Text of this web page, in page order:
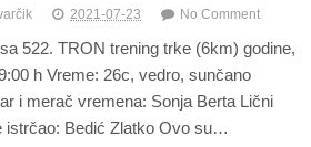
2021-07-23 No Comment
522. TRON trening trke (6km) godine,
h Vreme: 26c, vedro, sunčano
i merač vremena: Sonja Berta Lični
istrčao: Bedić Zlatko Ovo su…